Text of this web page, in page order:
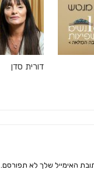
דורית סדן
האימייל שלך לא תפורסם.